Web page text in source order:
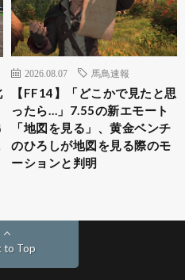
2026.08.07 馬鳥速報
【FF14】「どこかで見たと思
ったら…」7.55の新エモート
「地図を見る」、黄金ベンチ
のひろしが地図を見る際のモ
ーションと判明
to Top